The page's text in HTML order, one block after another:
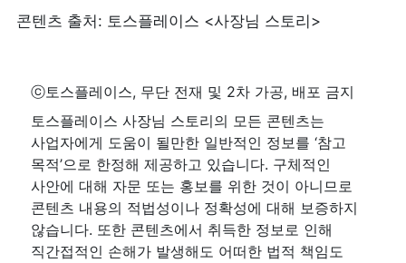
콘텐츠 출처: 토스플레이스 <사장님 스토리>
ⓒ토스플레이스, 무단 전재 및 2차 가공, 배포 금지
토스플레이스 사장님 스토리의 모든 콘텐츠는
사업자에게 도움이 될만한 일반적인 정보를 ‘참고
목적’으로 한정해 제공하고 있습니다. 구체적인
사안에 대해 자문 또는 홍보를 위한 것이 아니므로
콘텐츠 내용의 적법성이나 정확성에 대해 보증하지
않습니다. 또한 콘텐츠에서 취득한 정보로 인해
직간접적인 손해가 발생해도 어떠한 법적 책임도